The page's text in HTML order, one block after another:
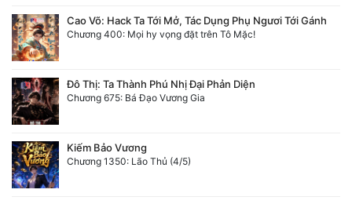
Cao Võ: Hack Ta Tới Mở, Tác Dụng Phụ Ngươi Tới Gánh
Chương 400: Mọi hy vọng đặt trên Tô Mặc!
Đô Thị: Ta Thành Phú Nhị Đại Phản Diện
Chương 675: Bá Đạo Vương Gia
Kiếm Bảo Vương
Chương 1350: Lão Thủ (4/5)